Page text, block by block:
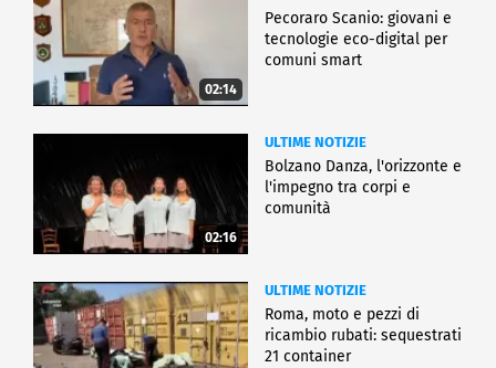
02:14
Pecoraro Scanio: giovani e
tecnologie eco-digital per
comuni smart
02:16
ULTIME NOTIZIE
Bolzano Danza, l'orizzonte e
l'impegno tra corpi e
comunità
ULTIME NOTIZIE
Roma, moto e pezzi di
ricambio rubati: sequestrati
21 container